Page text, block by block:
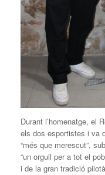
Durant l’homenatge, el
els dos esportistes i va
“més que merescut”,
“un orgull per a tot el
i de la gran tradició